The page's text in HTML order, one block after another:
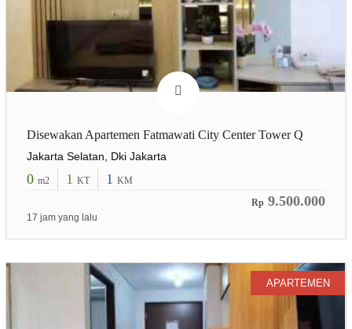
Disewakan Apartemen Fatmawati City Center Tower Q
Jakarta Selatan, Dki Jakarta
0 m2 1 KT 1 KM
Rp 9.500.000
17 jam yang lalu
APARTEMEN